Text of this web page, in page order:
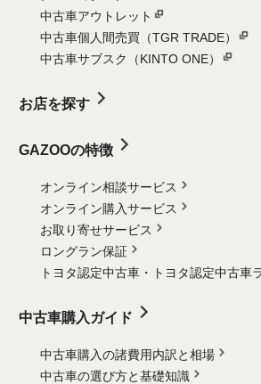
中古車アウトレット
中古車個人間売買（TGR TRADE）
中古車サブスク（KINTO ONE）
お店を探す
GAZOOの特徴
オンライン相談サービス
オンライン購入サービス
お取り寄せサービス
ロングラン保証
トヨタ認定中古車・
トヨタ認定中古車
中古車購入ガイド
中古車購入の諸費用内訳と相場
中古車の選び方と基礎知識